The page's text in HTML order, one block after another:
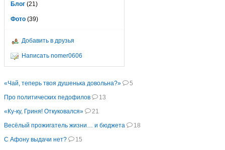
Блог (21)
Фото (39)
Добавить в друзья
Написать nomer0606
«Чай, теперь твоя душенька довольна?»
5
Про политических педофилов
13
«Ку-ку, Гриня! Откуковался»
21
Весёлый прожигатель жизни… и бюджета
18
С Афону выдачи нет?
15